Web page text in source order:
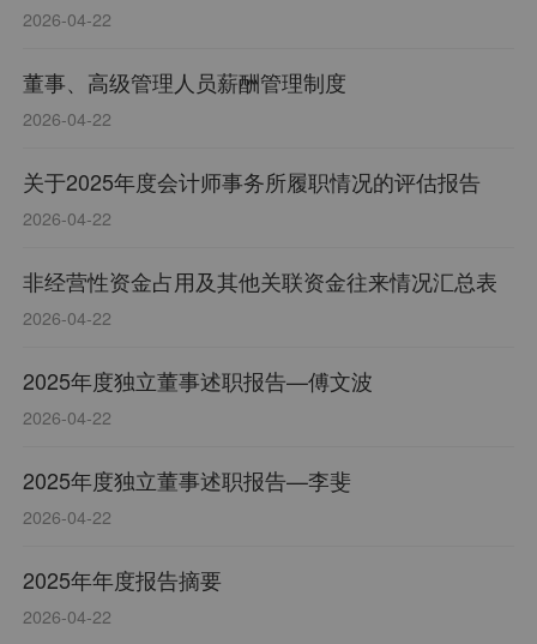
2026-04-22
董事、高级管理人员薪酬管理制度
2026-04-22
关于2025年度会计师事务所履职情况的评估报告
2026-04-22
非经营性资金占用及其他关联资金往来情况汇总表
2026-04-22
2025年度独立董事述职报告—傅文波
2026-04-22
2025年度独立董事述职报告—李斐
2026-04-22
2025年年度报告摘要
2026-04-22